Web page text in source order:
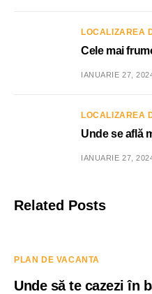
LOCALIZAREA
Cele mai
IANUARIE 27,
LOCALIZAREA
Unde se află
IANUARIE 27,
Related Posts
PLAN DE VACANTA
Unde să te cazezi în